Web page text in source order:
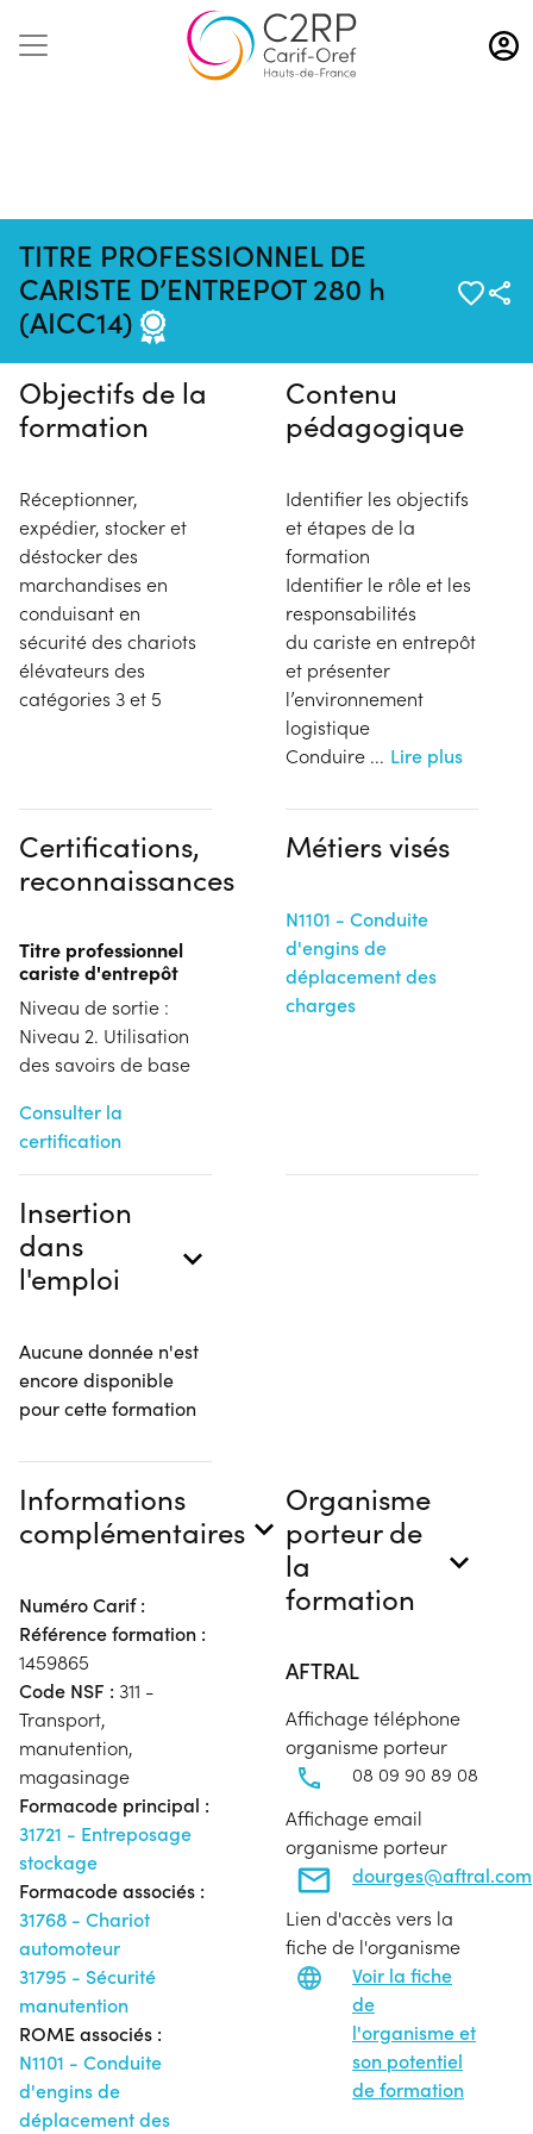
Aller
au
contenu
TITRE PROFESSIONNEL DE
CARISTE D’ENTREPOT 280 h
(AICC14)
Pas de session programmée en
ce moment
Objectifs de la
formation
Réceptionner,
expédier, stocker et
déstocker des
marchandises en
conduisant en
sécurité des chariots
élévateurs des
catégories 3 et 5
Contenu
pédagogique
Identifier les objectifs
et étapes de la
formation
Identifier le rôle et les
responsabilités
du cariste en entrepôt
et présenter
l’environnement
logistique
Conduire ... Lire plus
Certifications,
reconnaissances
Titre professionnel
cariste d'entrepôt
Niveau de sortie :
Niveau 2. Utilisation
des savoirs de base
Consulter la
certification
Métiers visés
N1101 - Conduite
d'engins de
déplacement des
charges
Insertion
dans
l'emploi
Aucune donnée n'est
encore disponible
pour cette formation
Informations
complémentaires
Numéro Carif :
Référence formation :
1459865
Code NSF : 311 -
Transport,
manutention,
magasinage
Formacode principal :
31721 - Entreposage
stockage
Formacode associés :
31768 - Chariot
automoteur
31795 - Sécurité
manutention
ROME associés :
N1101 - Conduite
d'engins de
déplacement des
Organisme
porteur de
la
formation
AFTRAL
Affichage téléphone
organisme porteur
08 09 90 89 08
Affichage email
organisme porteur
dourges@aftral.com
Lien d'accès vers la
fiche de l'organisme
Voir la fiche
de
l'organisme et
son potentiel
de formation